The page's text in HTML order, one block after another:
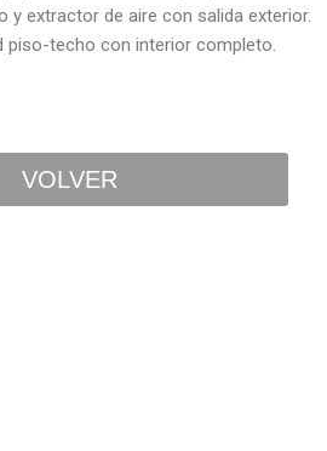
y extractor de aire con salida exterior.
piso-techo con interior completo.
VOLVER